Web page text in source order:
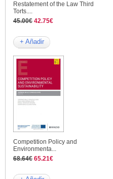
Restatement of the Law Third
Torts....
45.00€ 42.75€
+ Añadir
Competition Policy and
Environmenta...
68.64€ 65.21€